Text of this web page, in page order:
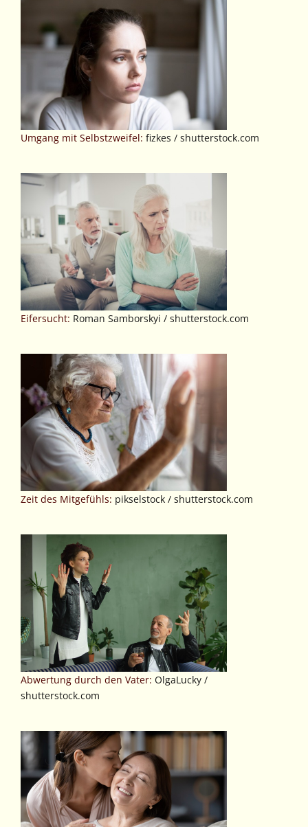
Umgang mit Selbstzweifel: fizkes / shutterstock.com
Eifersucht: Roman Samborskyi / shutterstock.com
Zeit des Mitgefühls: pikselstock / shutterstock.com
Abwertung durch den Vater: OlgaLucky /
shutterstock.com